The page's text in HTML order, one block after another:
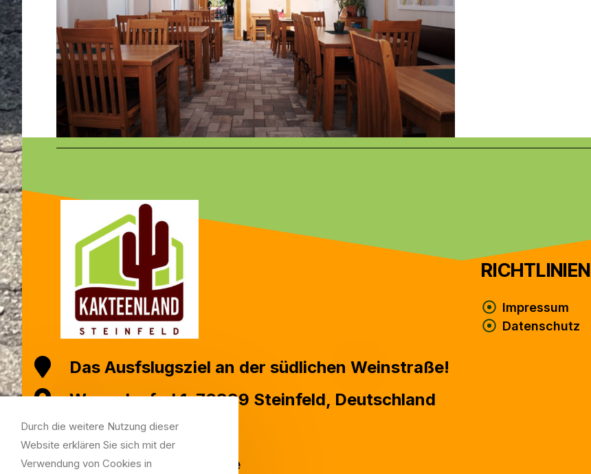
Das Ausfslugsziel an der südlichen Weinstraße!​
Wengelspfad 1, 76889 Steinfeld, Deutschland
+49 (0) 6340 1299
info@kakteenland.de
RICHTLINIEN
Impressum
Datenschutz
Durch die weitere Nutzung dieser
Website erklären Sie sich mit der
Verwendung von Cookies in